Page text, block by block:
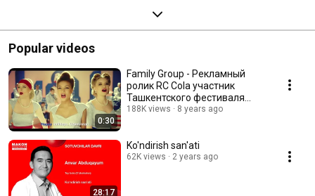
Popular videos
0:30
Family Group - Рекламный
ролик RC Cola участник
Ташкентского фестиваля
рекламы TAF! Marketing.uz
188K views 8 years ago
28:17
Ko'ndirish san'ati
62K views 2 years ago